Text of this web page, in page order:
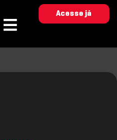
Acesse já